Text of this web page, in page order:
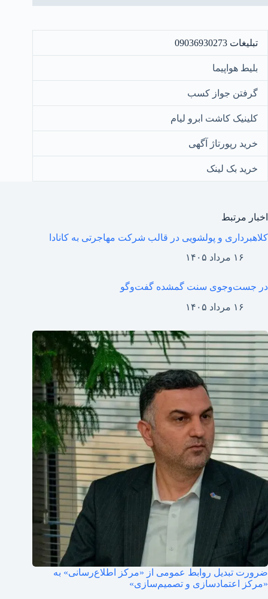
تبلیغات 09036930273
بلیط هواپیما
گرفتن جواز کسب
کلینیک کاشت ابرو لیام
خرید رپورتاژ آگهی
خرید بک لینک
اخبار مرتبط
کلاهبرداری و پولشویی در قالب شرکت مهاجرتی به کانادا
۱۶ مرداد ۱۴۰۵
در جست‌وجوی سنت گمشده‌ گفت‌وگو
۱۶ مرداد ۱۴۰۵
ضرورت تبدیل روابط عمومی از «مرکز اطلاع‌رسانی» به
«مرکز اعتمادسازی و تصمیم‌سازی»